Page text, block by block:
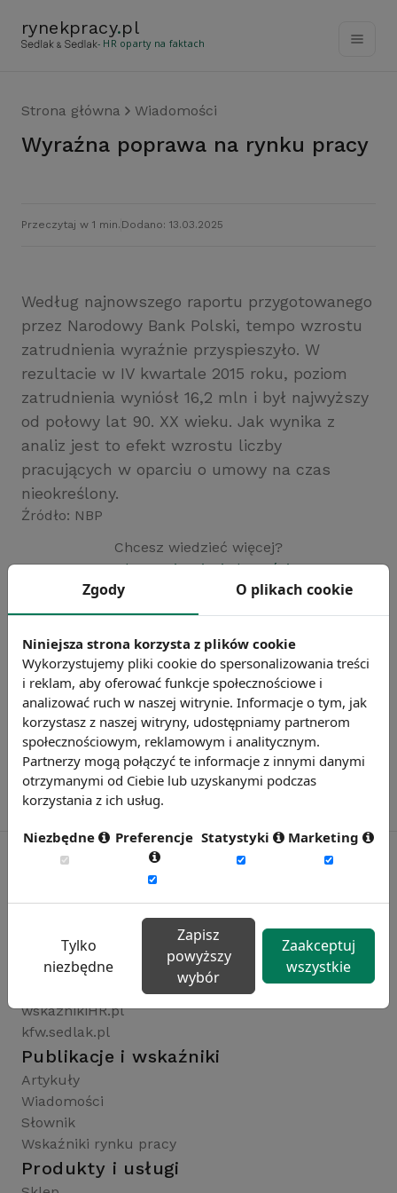
rynekpracy.pl
- HR oparty na faktach
Strona główna Wiadomości
Wyraźna poprawa na rynku pracy
Przeczytaj w 1 min. Dodano: 13.03.2025
Według najnowszego raportu przygotowanego
przez Narodowy Bank Polski, tempo wzrostu
zatrudnienia wyraźnie przyspieszyło. W
rezultacie w IV kwartale 2015 roku, poziom
zatrudnienia wyniósł 16,2 mln i był najwyższy
od połowy lat 90. XX wieku. Jak wynika z
analiz jest to efekt wzrostu liczby
pracujących w oparciu o umowy na czas
nieokreślony.
Źródło: NBP
Chcesz wiedzieć więcej?
Zobacz więcej wiadomości
Rynekpracy.pl
wynagrodzenia.pl
raportyplacowe.pl
wskaznikiHR.pl
kfw.sedlak.pl
Publikacje i wskaźniki
Artykuły
Wiadomości
Słownik
Wskaźniki rynku pracy
Produkty i usługi
Zgody O plikach cookie
Niniejsza strona korzysta z plików cookie
Wykorzystujemy pliki cookie do spersonalizowania treści
i reklam, aby oferować funkcje społecznościowe i
analizować ruch w naszej witrynie. Informacje o tym, jak
korzystasz z naszej witryny, udostępniamy partnerom
społecznościowym, reklamowym i analitycznym.
Partnerzy mogą połączyć te informacje z innymi danymi
otrzymanymi od Ciebie lub uzyskanymi podczas
korzystania z ich usług.
Niezbędne Preferencje Statystyki Marketing
Tylko
niezbędne
Zapisz
powyższy
wybór
Zaakceptuj
wszystkie